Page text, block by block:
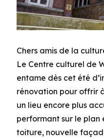
Chers amis de la
Le Centre culturel de
entame dès cet été
rénovation pour offrir
un lieu encore plus
performant sur le plan
toiture, nouvelle